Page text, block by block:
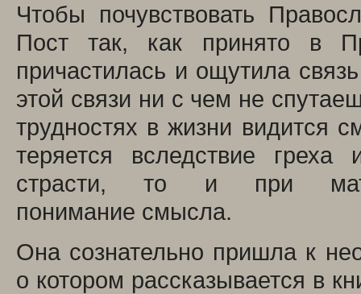
Чтобы почувствовать
Пост так, как принято в
причастилась и ощутила
этой связи ни с чем не
трудностях в жизни видится
теряется вследствие
страсти, то и при
понимание смысла.
Она сознательно пришла к
о котором рассказывается в